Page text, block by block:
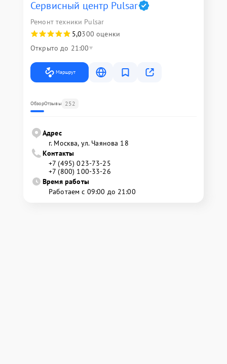
Сервисный центр Pulsar
Ремонт техники Pulsar
5,0300 оценки
Открыто до 21:00
Маршрут
ОбзорОтзывы 252
Адрес
г. Москва, ул. Чаянова 18
Контакты
+7 (495) 023-73-25
+7 (800) 100-33-26
Время работы
Работаем с 09:00 до 21:00